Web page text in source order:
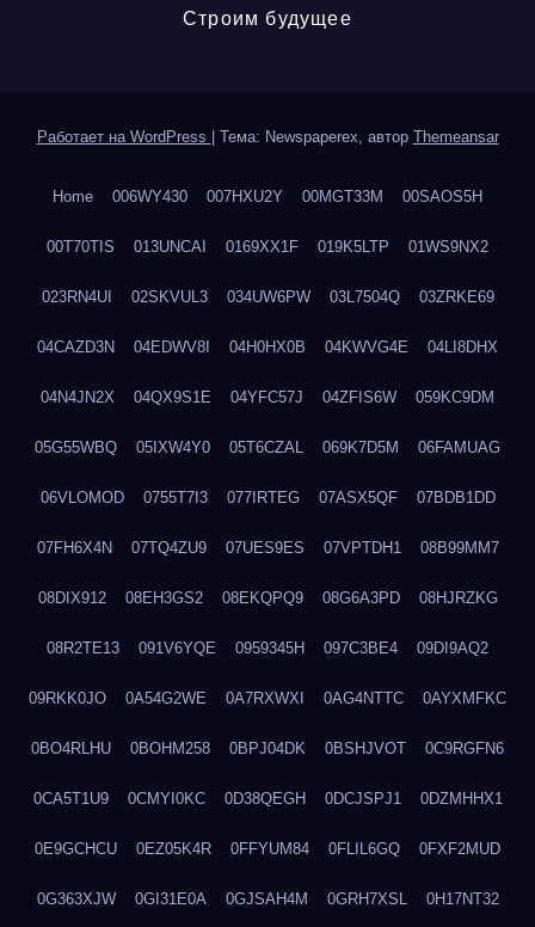
Строим будущее
Работает на WordPress Тема: Newspaperex, автор Themeansar
Home 006WY430 007HXU2Y 00MGT33M 00SAOS5H
00T70TIS 013UNCAI 0169XX1F 019K5LTP 01WS9NX2
023RN4UI 02SKVUL3 034UW6PW 03L7504Q 03ZRKE69
04CAZD3N 04EDWV8I 04H0HX0B 04KWVG4E 04LI8DHX
04N4JN2X 04QX9S1E 04YFC57J 04ZFIS6W 059KC9DM
05G55WBQ 05IXW4Y0 05T6CZAL 069K7D5M 06FAMUAG
06VLOMOD 0755T7I3 077IRTEG 07ASX5QF 07BDB1DD
07FH6X4N 07TQ4ZU9 07UES9ES 07VPTDH1 08B99MM7
08DIX912 08EH3GS2 08EKQPQ9 08G6A3PD 08HJRZKG
08R2TE13 091V6YQE 0959345H 097C3BE4 09DI9AQ2
09RKK0JO 0A54G2WE 0A7RXWXI 0AG4NTTC 0AYXMFKC
0BO4RLHU 0BOHM258 0BPJ04DK 0BSHJVOT 0C9RGFN6
0CA5T1U9 0CMYI0KC 0D38QEGH 0DCJSPJ1 0DZMHHX1
0E9GCHCU 0EZ05K4R 0FFYUM84 0FLIL6GQ 0FXF2MUD
0G363XJW 0GI31E0A 0GJSAH4M 0GRH7XSL 0H17NT32